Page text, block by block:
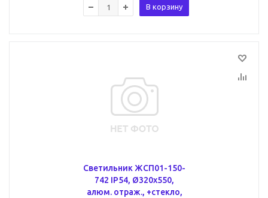
В корзину
Светильник ЖСП01-150-
742 IP54, Ø320х550,
алюм. отраж., +стекло,